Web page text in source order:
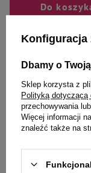
Do
4Vets Natural
Konfiguracja
Dbamy o
Sklep korzysta z
Polityką dotyczącą
przechowywania
Więcej informacji
znaleźć także na